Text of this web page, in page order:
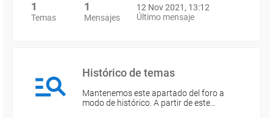
1
Temas
1
Mensajes
12 Nov 2021, 13:12
Último mensaje
Histórico de temas
Mantenemos este apartado del foro a
modo de histórico. A partir de este…